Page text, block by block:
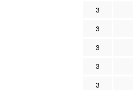
3
3
3
3
3